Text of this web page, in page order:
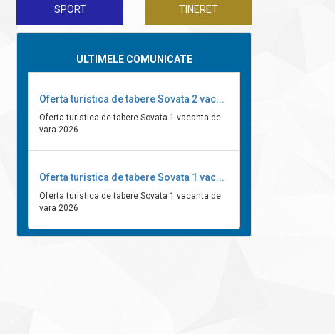
SPORT TINERET
ULTIMELE COMUNICATE
Oferta turistica de tabere Sovata 2 vac...
Oferta turistica de tabere Sovata 1 vacanta de
vara 2026
Oferta turistica de tabere Sovata 1 vac...
Oferta turistica de tabere Sovata 1 vacanta de
vara 2026